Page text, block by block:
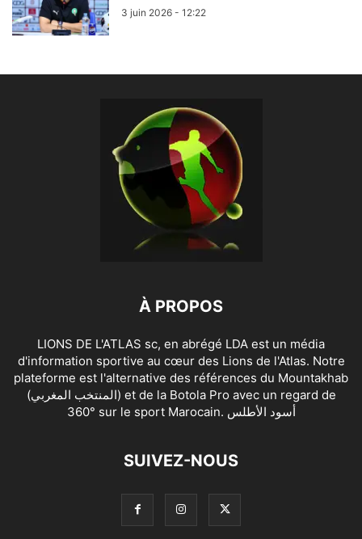
3 juin 2026 - 12:22
À PROPOS
LIONS DE L'ATLAS sc, en abrégé LDA est un média
d'information sportive au cœur des Lions de l'Atlas. Notre
plateforme est l'alternative des références du Mountakhab
(المنتخب المغربي) et de la Botola Pro avec un regard de
360° sur le sport Marocain. أسود الأطلس
SUIVEZ-NOUS